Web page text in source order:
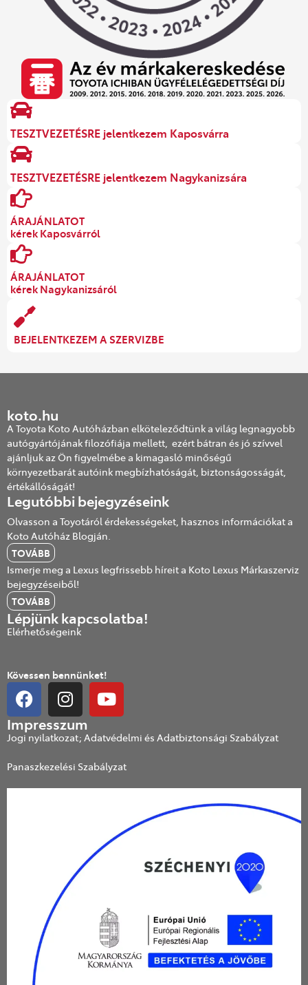
TESZTVEZETÉSRE jelentkezem Kaposvárra
TESZTVEZETÉSRE jelentkezem Nagykanizsára
ÁRAJÁNLATOT
kérek Kaposvárról
ÁRAJÁNLATOT
kérek Nagykanizsáról
BEJELENTKEZEM A SZERVIZBE
koto.hu
A Toyota Koto Autóházban elköteleződtünk a világ legnagyobb
autógyártójának filozófiája mellett, ezért bátran és jó szívvel
ajánljuk az Ön figyelmébe a kimagasló minőségű
környezetbarát autóink megbízhatóságát, biztonságosságát,
értékállóságát!
Legutóbbi bejegyzéseink
Olvasson a Toyotáról érdekességeket, hasznos információkat a
Koto Autóház Blogján.
TOVÁBB
Ismerje meg a Lexus legfrissebb híreit a Koto Lexus Márkaszerviz
bejegyzéseiből!
TOVÁBB
Lépjünk kapcsolatba!
Elérhetőségeink
Kövessen bennünket!
Impresszum
Jogi nyilatkozat; Adatvédelmi és Adatbiztonsági Szabályzat
Panaszkezelési Szabályzat